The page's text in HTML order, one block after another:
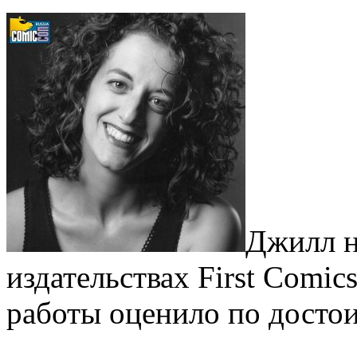
Джилл
издательствах First
работы оценило по